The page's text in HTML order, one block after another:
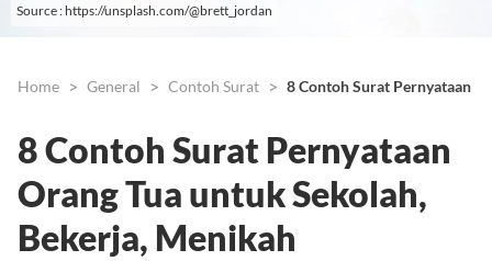
Source : https://unsplash.com/@brett_jordan
Home General Contoh Surat 8 Contoh Surat Pernyataan
8 Contoh Surat Pernyataan
Orang Tua untuk Sekolah,
Bekerja, Menikah